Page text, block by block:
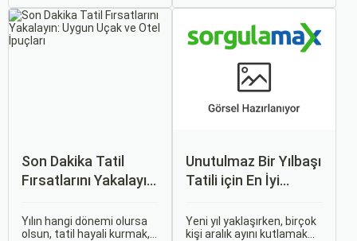
Türkiye'nin en derin ve en
uzun kanyonlarından biri
olan Saklıkent, dik kaya
rehberde, ailecek huzurlu
ve keyifli bir tatil
geçirmenizi sağlayacak en
iyi antalya çocuklu aile
oteli seçeneklerini bir
araya getirdik.
Son Dakika Tatil
Fırsatlarını Yakalayın:
İpuçları
Yılın hangi dönemi olursa
olsun, tatil hayali kurmak,
Unutulmaz Bir Yılbaşı
Tatili için En İyi
Yeni yıl yaklaşırken, birçok
kişi aralık ayını kutlamak